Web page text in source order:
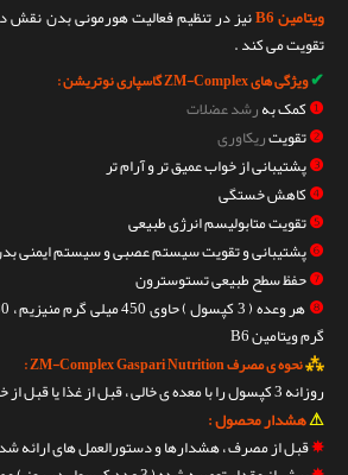
ویتامین B6
نیز در تنظیم فعالیت هورمونی بدن نقش
تقویت می کند .
✔ویژگی های ZM-Complex گاسپاری نوتریشن :
❶کمک بهرشد عضلات
❷تقویتریکاوری
❸پشتیبانی از خواب عمیق تر و آرام تر
❹کاهش خستگی
❺تقویت متابولیسم انرژی طبیعی
❻پشتیبانی و تقویت سیستم عصبی و سیستم ایمنی
❼حفظ سطح طبیعی تستوسترون
❽
گرم ویتامین B6
⁂نحوه ی مصرف ZM-Complex Gaspari Nutrition :
روزانه 3 کپسول را با معده ی خالی ، قبل از غذا یا قبل از خواب میل کنید .
⚠هشدار محصول :
✵قبل از مصرف ، هشدارها و دستورالعمل های ارائه شده